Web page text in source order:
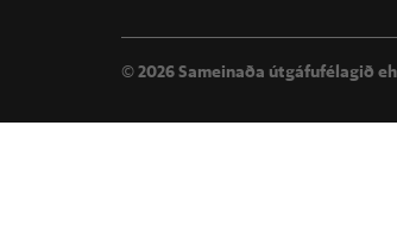
©2026 Sameinaða útgáfufélagið